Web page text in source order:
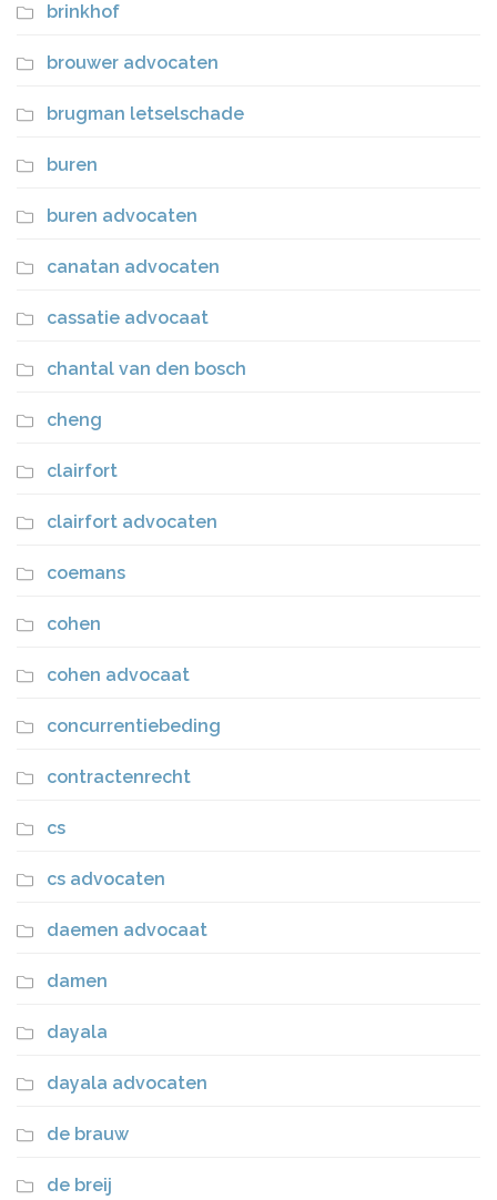
brinkhof
brouwer advocaten
brugman letselschade
buren
buren advocaten
canatan advocaten
cassatie advocaat
chantal van den bosch
cheng
clairfort
clairfort advocaten
coemans
cohen
cohen advocaat
concurrentiebeding
contractenrecht
cs
cs advocaten
daemen advocaat
damen
dayala
dayala advocaten
de brauw
de breij